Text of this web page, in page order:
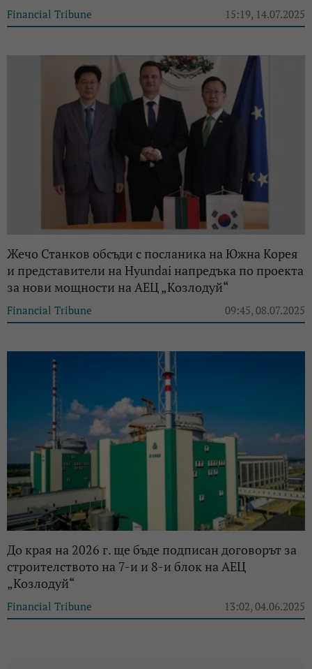
Financial Tribune 15:19, 14.07.2025
Жечо Станков обсъди с посланика на Южна Корея
и представители на Hyundai напредъка по проекта
за нови мощности на АЕЦ „Козлодуй“
Financial Tribune 09:45, 08.07.2025
До края на 2026 г. ще бъде подписан договорът за
строителството на 7-и и 8-и блок на АЕЦ
„Козлодуй“
Financial Tribune 13:02, 04.06.2025